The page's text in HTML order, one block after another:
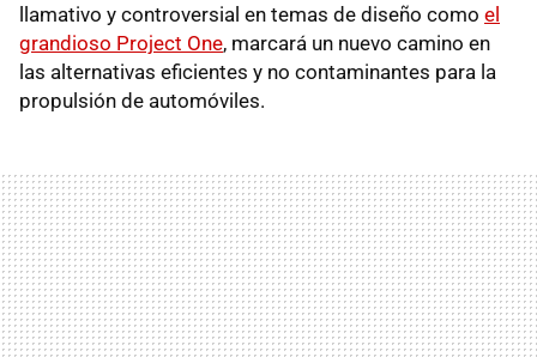
llamativo y controversial en temas de diseño como el
grandioso Project One, marcará un nuevo camino en
las alternativas eficientes y no contaminantes para la
propulsión de automóviles.